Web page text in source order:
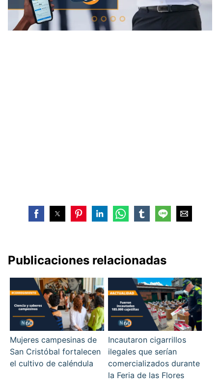
Publicaciones relacionadas
Mujeres campesinas de
San Cristóbal fortalecen
el cultivo de caléndula
Incautaron cigarrillos
ilegales que serían
comercializados durante
la Feria de las Flores